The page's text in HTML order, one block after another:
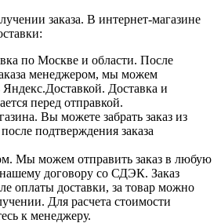
заказа. В интернет-магазине
по Москве и области. После
менеджером, мы можем
Яндекс.Доставкой. Доставка и
перед отправкой.
Вы можете забрать заказ из
подтверждения заказа
Мы можем отправить заказ в любую
договору со СДЭК. Заказ
оплаты доставки, за товар можно
Для расчета стоимости
к менеджеру.